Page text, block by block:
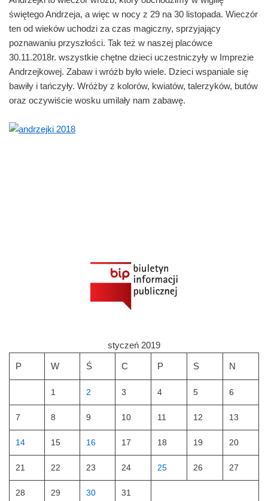
świętego Andrzeja, a więc w nocy z 29 na 30 listopada. Wieczór
ten od wieków uchodzi za czas magiczny, sprzyjający
poznawaniu przyszłości. Tak też w naszej placówce
30.11.2018r. wszystkie chętne dzieci uczestniczyły w Imprezie
Andrzejkowej. Zabaw i wróżb było wiele. Dzieci wspaniale się
bawiły i tańczyły. Wróżby z kolorów, kwiatów, talerzyków, butów
oraz oczywiście wosku umilały nam zabawę.
styczeń 2019
P W Ś C P S N
1 2 3 4 5 6
7 8 9 10 11 12 13
14 15 16 17 18 19 20
21 22 23 24 25 26 27
28 29 30 31